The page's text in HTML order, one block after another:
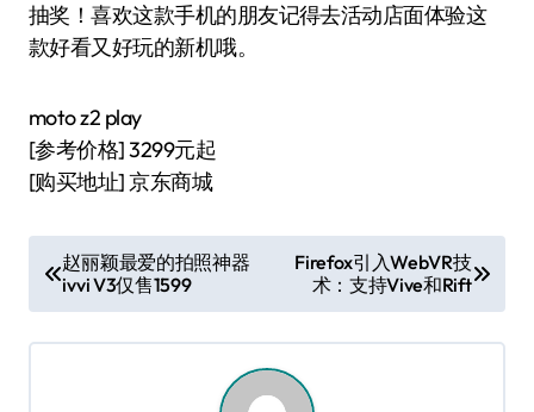
抽奖！喜欢这款手机的朋友记得去活动店面体验这
款好看又好玩的新机哦。
moto z2 play
[参考价格] 3299元起
[购买地址] 京东商城
章
导
赵丽颖最爱的拍照神器
ivvi V3仅售1599
Firefox引入WebVR技
术：支持Vive和Rift